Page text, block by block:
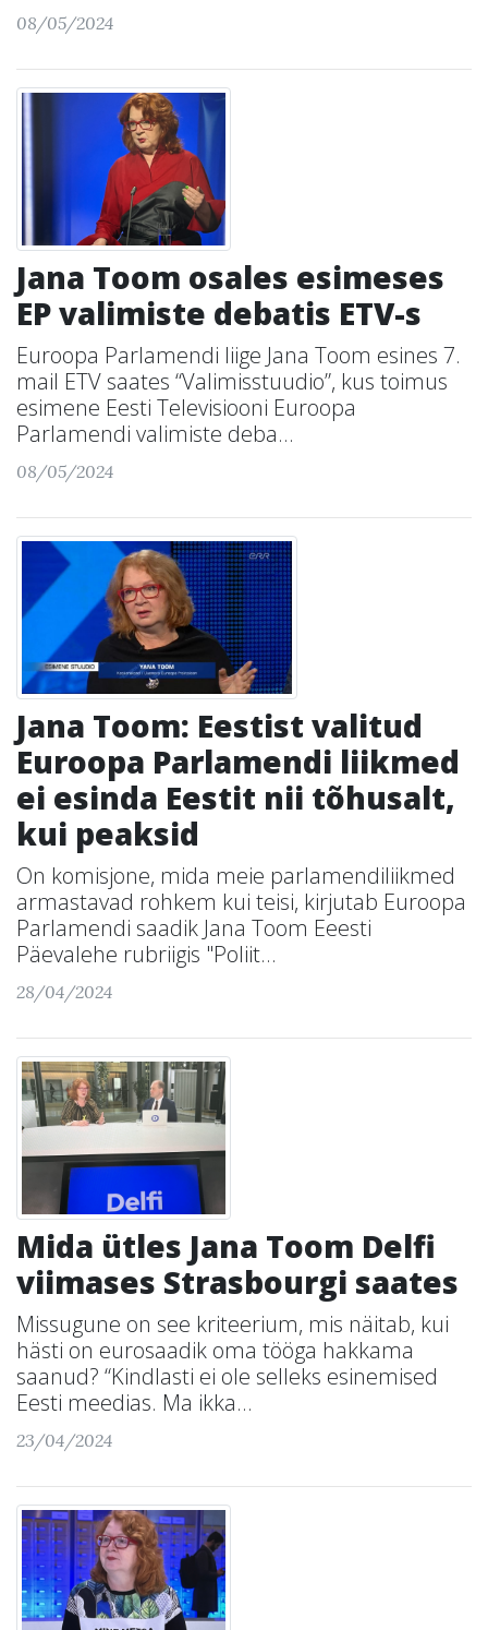
08/05/2024
Jana Toom osales esimeses
EP valimiste debatis ETV-s
Euroopa Parlamendi liige Jana Toom esines 7.
mail ETV saates “Valimisstuudio”, kus toimus
esimene Eesti Televisiooni Euroopa
Parlamendi valimiste deba...
08/05/2024
Jana Toom: Eestist valitud
Euroopa Parlamendi liikmed
ei esinda Eestit nii tõhusalt,
kui peaksid
On komisjone, mida meie parlamendiliikmed
armastavad rohkem kui teisi, kirjutab Euroopa
Parlamendi saadik Jana Toom Eeesti
Päevalehe rubriigis "Poliit...
28/04/2024
Mida ütles Jana Toom Delfi
viimases Strasbourgi saates
Missugune on see kriteerium, mis näitab, kui
hästi on eurosaadik oma tööga hakkama
saanud? “Kindlasti ei ole selleks esinemised
Eesti meedias. Ma ikka...
23/04/2024